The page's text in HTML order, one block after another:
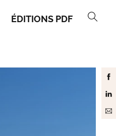
ÉDITIONS PDF